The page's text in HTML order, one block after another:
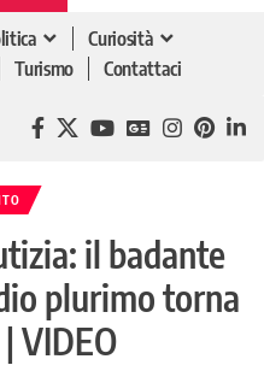
Curiosità
Turismo Contattaci
il badante
plurimo torna
VIDEO